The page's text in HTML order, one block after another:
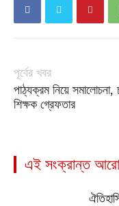
পূর্বের খবর
পাঠ্যক্রম নিয়ে সমালোচনা,
শিক্ষক গ্রেফতার
এই সংক্রান্ত